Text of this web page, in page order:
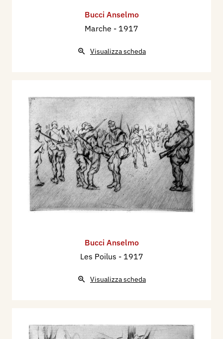
Bucci Anselmo
Marche - 1917
Visualizza scheda
Bucci Anselmo
Les Poilus - 1917
Visualizza scheda